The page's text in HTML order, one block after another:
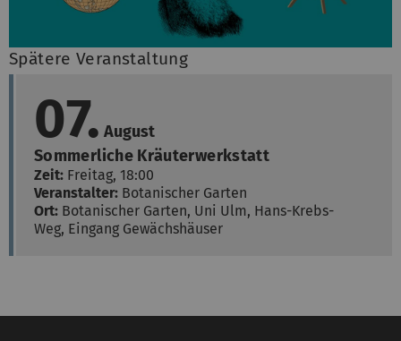
Spätere Veranstaltung
07. August
Sommerliche Kräuterwerkstatt
Zeit: Freitag, 18:00
Veranstalter: Botanischer Garten
Ort: Botanischer Garten, Uni Ulm, Hans-Krebs-
Weg, Eingang Gewächshäuser